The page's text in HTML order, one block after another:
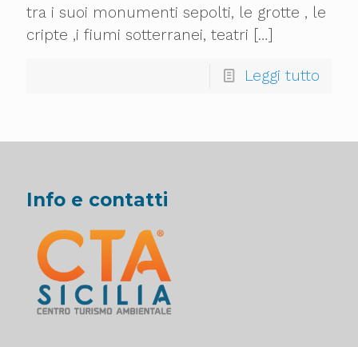
tra i suoi monumenti sepolti, le grotte , le
cripte ,i fiumi sotterranei, teatri […]
Leggi tutto
Info e contatti